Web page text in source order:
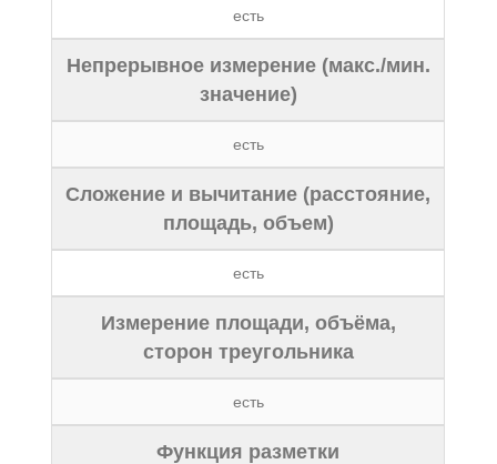
есть
Непрерывное измерение (макс./мин.
значение)
есть
Сложение и вычитание (расстояние,
площадь, объем)
есть
Измерение площади, объёма,
сторон треугольника
есть
Функция разметки